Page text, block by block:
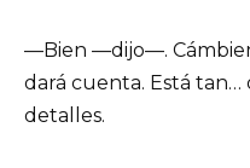
—Bien —dijo—.
dará cuenta. Está tan…
detalles.